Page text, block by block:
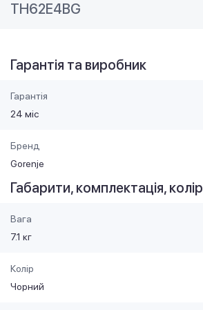
TH62E4BG
Гарантія та виробник
Гарантія
24 міс
Бренд
Gorenje
Габарити, комплектація, колір
Вага
7.1 кг
Колір
Чорний